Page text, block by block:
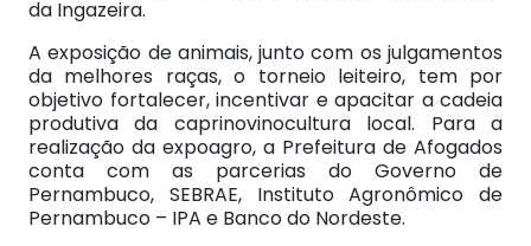
da Ingazeira.
A exposição de animais, junto com os julgamentos
da melhores raças, o torneio leiteiro, tem por
objetivo fortalecer, incentivar e apacitar a cadeia
produtiva da caprinovinocultura local. Para a
realização da expoagro, a Prefeitura de Afogados
conta com as parcerias do Governo de
Pernambuco, SEBRAE, Instituto Agronômico de
Pernambuco – IPA e Banco do Nordeste.